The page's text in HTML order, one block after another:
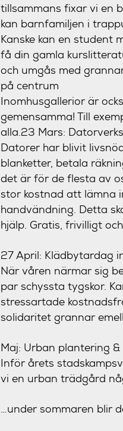
tillsammans fixar vi en
kan barnfamiljen i
Kanske kan en student
få din gamla
och umgås med
på centrum
Inomhusgallerior är
gemensamma! Till
alla.23 Mars:
Datorer har blivit
blanketter, betala
det är för de flesta av
stor kostnad att lämna
handvändning. Detta
hjälp. Gratis, frivilligt
27 April: Klädbytardag
När våren närmar sig
par schyssta tygskor.
stressartade
solidaritet grannar
Maj: Urban plantering
Inför årets
vi en urban trädgård
…under sommaren blir